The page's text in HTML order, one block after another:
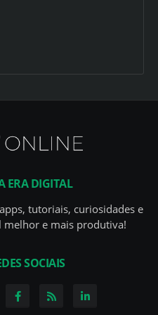
ERA DIGITAL
tutoriais, curiosidades e
melhor e mais produtiva!
SOCIAIS